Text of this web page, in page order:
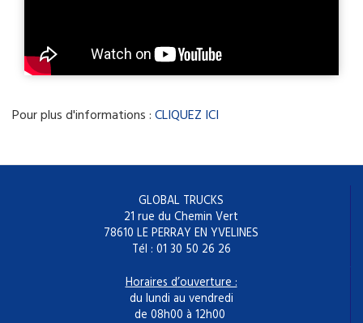
Pour plus d'informations :CLIQUEZ ICI
GLOBAL TRUCKS
21 rue du Chemin Vert
78610 LE PERRAY EN YVELINES
Tél : 01 30 50 26 26
Horaires d’ouverture :
du lundi au vendredi
de 08h00 à 12h00